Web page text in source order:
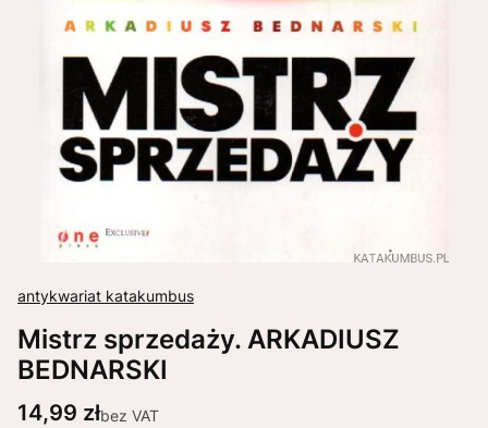
antykwariat katakumbus
Mistrz sprzedaży. ARKADIUSZ
BEDNARSKI
Cena
14,99 złbez VAT